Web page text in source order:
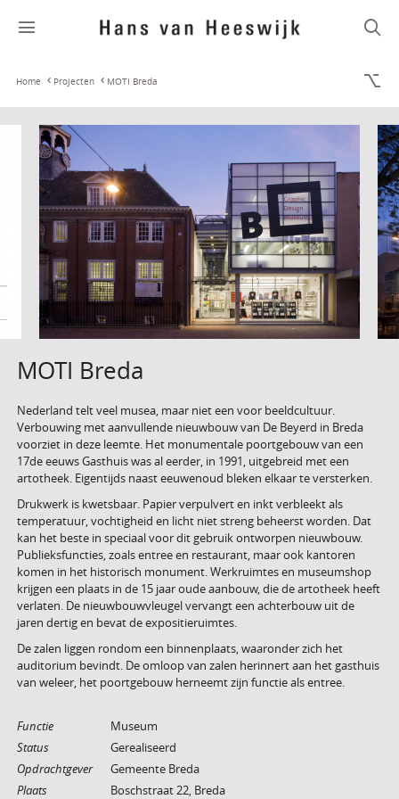
Home Projecten MOTI Breda
MOTI Breda
Nederland telt veel musea, maar niet een voor beeldcultuur.
Verbouwing met aanvullende nieuwbouw van De Beyerd in Breda
voorziet in deze leemte. Het monumentale poortgebouw van een
17de eeuws Gasthuis was al eerder, in 1991, uitgebreid met een
artotheek. Eigentijds naast eeuwenoud bleken elkaar te versterken.
Drukwerk is kwetsbaar. Papier verpulvert en inkt verbleekt als
temperatuur, vochtigheid en licht niet streng beheerst worden. Dat
kan het beste in speciaal voor dit gebruik ontworpen nieuwbouw.
Publieksfuncties, zoals entree en restaurant, maar ook kantoren
komen in het historisch monument. Werkruimtes en museumshop
krijgen een plaats in de 15 jaar oude aanbouw, die de artotheek heeft
verlaten. De nieuwbouwvleugel vervangt een achterbouw uit de
jaren dertig en bevat de expositieruimtes.
De zalen liggen rondom een binnenplaats, waaronder zich het
auditorium bevindt. De omloop van zalen herinnert aan het gasthuis
van weleer, het poortgebouw herneemt zijn functie als entree.
Functie
Museum
Status
Gerealiseerd
Opdrachtgever
Gemeente Breda
Plaats
Boschstraat 22, Breda